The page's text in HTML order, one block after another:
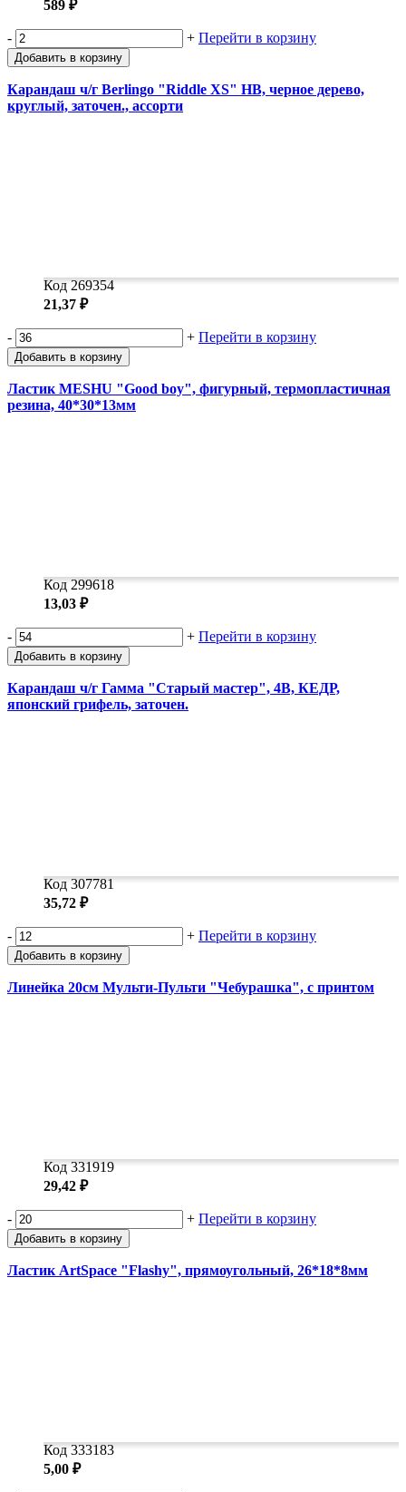
589 ₽
- + Перейти в корзину
Добавить в корзину
Карандаш ч/г Berlingo "Riddle XS" HB, черное дерево,
круглый, заточен., ассорти
Код 269354
21,37 ₽
- + Перейти в корзину
Добавить в корзину
Ластик MESHU "Good boy", фигурный, термопластичная
резина, 40*30*13мм
Код 299618
13,03 ₽
- + Перейти в корзину
Добавить в корзину
Карандаш ч/г Гамма "Старый мастер", 4B, КЕДР,
японский грифель, заточен.
Код 307781
35,72 ₽
- + Перейти в корзину
Добавить в корзину
Линейка 20см Мульти-Пульти "Чебурашка", с принтом
Код 331919
29,42 ₽
- + Перейти в корзину
Добавить в корзину
Ластик ArtSpace "Flashy", прямоугольный, 26*18*8мм
Код 333183
5,00 ₽